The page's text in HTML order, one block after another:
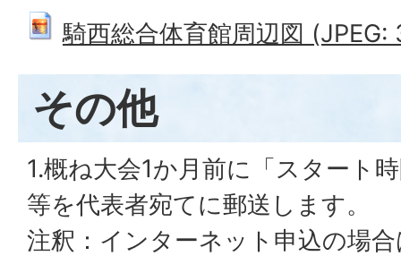
騎西総合体育館周辺図 (JPEG:
その他
1.概ね大会1か月前に「スタート
等を代表者宛てに郵送します。
注釈：インターネット申込の場